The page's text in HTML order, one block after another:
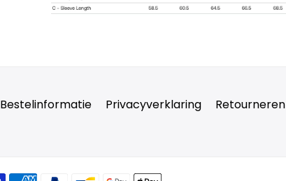
Bestelinformatie Privacyverklaring Retourneren